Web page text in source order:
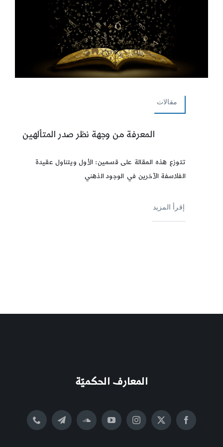
مقالات
المعرفة من وجهة نظر صدر المتألهين
تتوزع هذه المقالة على قسمين: الأول ويتناول عقيدة
الفلاسفة الآخرين في الوجود الذهني
إقرأ المزيد
المعارف الحكميّة